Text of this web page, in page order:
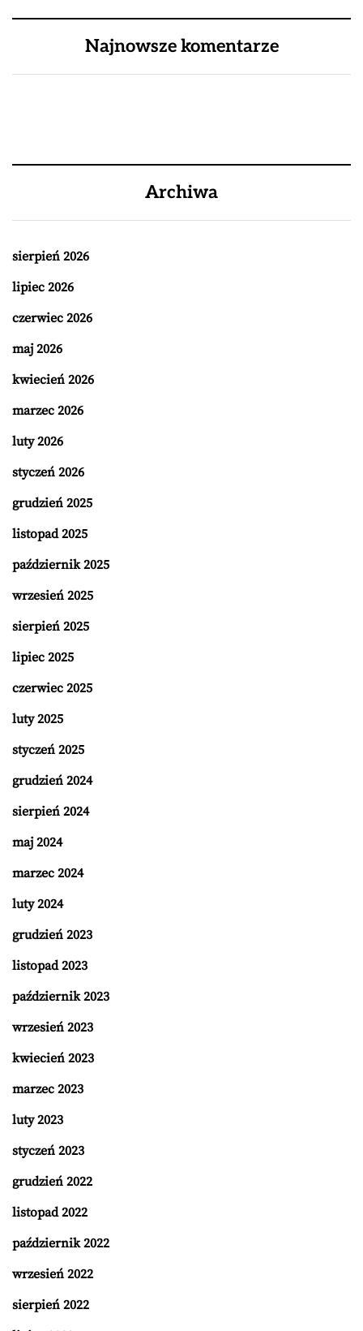
Najnowsze komentarze
Archiwa
sierpień 2026
lipiec 2026
czerwiec 2026
maj 2026
kwiecień 2026
marzec 2026
luty 2026
styczeń 2026
grudzień 2025
listopad 2025
październik 2025
wrzesień 2025
sierpień 2025
lipiec 2025
czerwiec 2025
luty 2025
styczeń 2025
grudzień 2024
sierpień 2024
maj 2024
marzec 2024
luty 2024
grudzień 2023
listopad 2023
październik 2023
wrzesień 2023
kwiecień 2023
marzec 2023
luty 2023
styczeń 2023
grudzień 2022
listopad 2022
październik 2022
wrzesień 2022
sierpień 2022